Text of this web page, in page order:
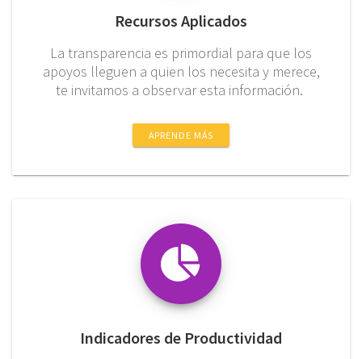
Recursos Aplicados
La transparencia es primordial para que los
apoyos lleguen a quien los necesita y merece,
te invitamos a observar esta información.
APRENDE MÁS
Indicadores de Productividad